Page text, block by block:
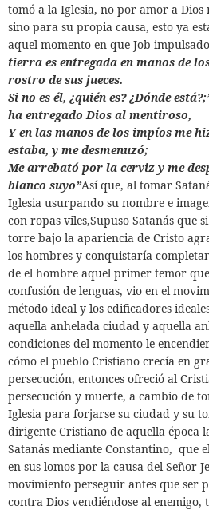
tomó a la Iglesia, no por amor a Dios
sino para su propia causa, esto ya
aquel momento en que Job
tierra es entregada en manos de
rostro de sus jueces.
Si no es él, ¿quién es? ¿Dónde
ha entregado Dios al mentiroso,
Y en las manos de los impíos me
estaba, y me desmenuzó;
Me arrebató por la cerviz y me
blanco suyo”Así que, al tomar
Iglesia usurpando su nombre e
con ropas viles,Supuso Satanás que
torre bajo la apariencia de Cristo
los hombres y conquistaría
de el hombre aquel primer temor
confusión de lenguas, vio en el
método ideal y los edificadores
aquella anhelada ciudad y aquella
condiciones del momento le
cómo el pueblo Cristiano crecía en
persecución, entonces ofreció al
persecución y muerte, a cambio de
Iglesia para forjarse su ciudad y su
dirigente Cristiano de aquella época
Satanás mediante Constantino, que
en sus lomos por la causa del Señor
movimiento perseguir antes que ser
contra Dios vendiéndose al enemigo,